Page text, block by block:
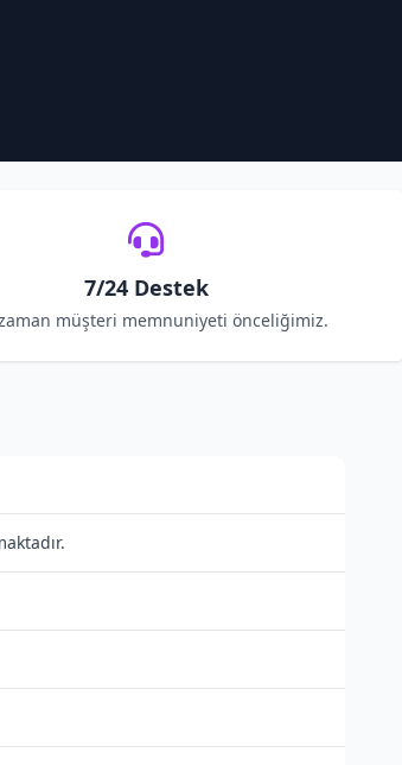
7/24 Destek
müşteri memnuniyeti önceliğimiz.